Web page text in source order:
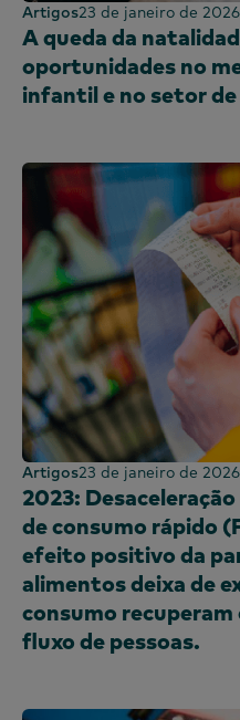
Artigos23 de janeiro de 2026
A queda da
oportunidades no
infantil e no setor
Artigos23 de janeiro de 2026
2023:
de consumo rápido
efeito positivo da
alimentos deixa de
consumo
fluxo de pessoas.